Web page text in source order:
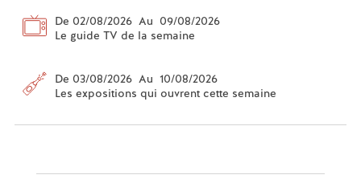
De 02/08/2026 Au 09/08/2026
Le guide TV de la semaine
De 03/08/2026 Au 10/08/2026
Les expositions qui ouvrent cette semaine